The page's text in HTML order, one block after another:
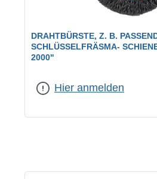
DRAHTBÜRSTE, Z. B.
SCHLÜSSELFRÄSMA-
2000"
Hier anmelden